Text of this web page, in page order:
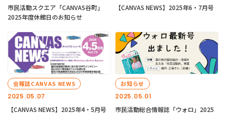
市民活動スクエア「CANVAS谷町」
2025年度休館日のお知らせ
【CANVAS NEWS】2025年6・7月号
2025.05.07
会報誌CANVAS NEWS
【CANVAS NEWS】2025年4・5月号
2025.05.01
お知らせ
市民活動総合情報誌「ウォロ」2025